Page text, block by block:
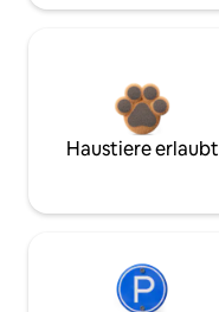
Haustiere erlaubt